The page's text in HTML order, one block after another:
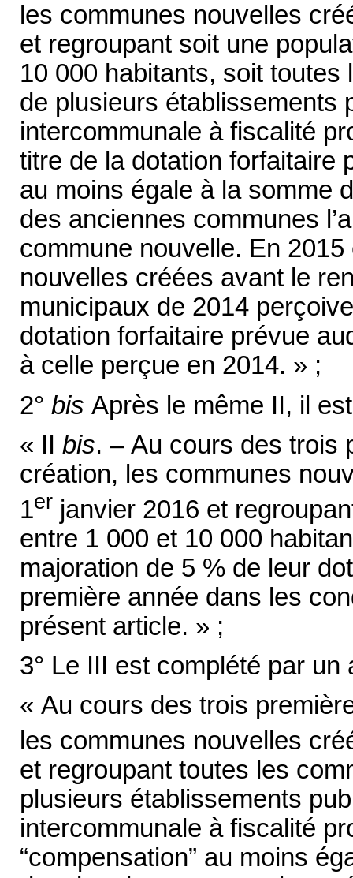
les communes nouvelles
et regroupant soit une
10 000 habitants, soit toutes
de plusieurs établissements
intercommunale à fiscalité
titre de la dotation forfaitaire
au moins égale à la somme
des anciennes communes
commune nouvelle. En
nouvelles créées avant le
municipaux de 2014
dotation forfaitaire prévue
à celle perçue en 2014. » ;
2° bis Après le même II, il
« II bis. – Au cours des trois
création, les communes
1er janvier 2016 et
entre 1 000 et 10 000
majoration de 5 % de leur
première année dans les
présent article. » ;
3° Le III est complété par un
« Au cours des trois
les communes nouvelles
et regroupant toutes les
plusieurs établissements
intercommunale à fiscalité
“compensation” au moins